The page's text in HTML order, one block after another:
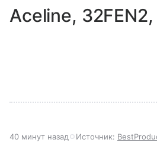
Aceline,
40 минут назад Источник: